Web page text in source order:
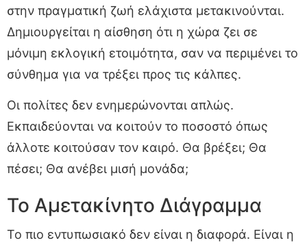
στην πραγματική ζωή ελάχιστα μετακινούνται.
Δημιουργείται η αίσθηση ότι η χώρα ζει σε
μόνιμη εκλογική ετοιμότητα, σαν να περιμένει το
σύνθημα για να τρέξει προς τις κάλπες.
Οι πολίτες δεν ενημερώνονται απλώς.
Εκπαιδεύονται να κοιτούν το ποσοστό όπως
άλλοτε κοιτούσαν τον καιρό. Θα βρέξει; Θα
πέσει; Θα ανέβει μισή μονάδα;
Το Αμετακίνητο Διάγραμμα
Το πιο εντυπωσιακό δεν είναι η διαφορά. Είναι η